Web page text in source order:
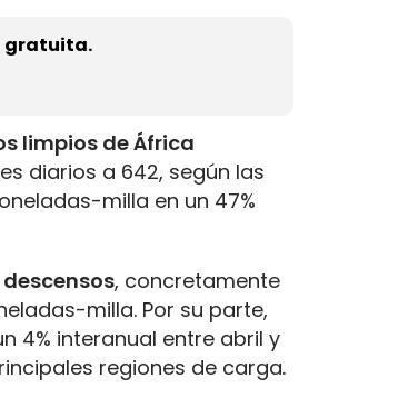
gratuita.
limpios de África
diarios a 642, según las
milla en un 47%
descensos, concretamente
milla. Por su parte,
4% interanual entre abril y
regiones de carga.